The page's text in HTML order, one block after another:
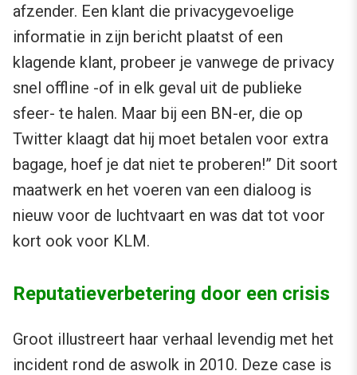
afzender. Een klant die privacygevoelige
informatie in zijn bericht plaatst of een
klagende klant, probeer je vanwege de privacy
snel offline -of in elk geval uit de publieke
sfeer- te halen. Maar bij een BN-er, die op
Twitter klaagt dat hij moet betalen voor extra
bagage, hoef je dat niet te proberen!” Dit soort
maatwerk en het voeren van een dialoog is
nieuw voor de luchtvaart en was dat tot voor
kort ook voor KLM.
Reputatieverbetering door een crisis
Groot illustreert haar verhaal levendig met het
incident rond de aswolk in 2010. Deze case is